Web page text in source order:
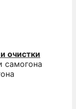
очистки
самогона